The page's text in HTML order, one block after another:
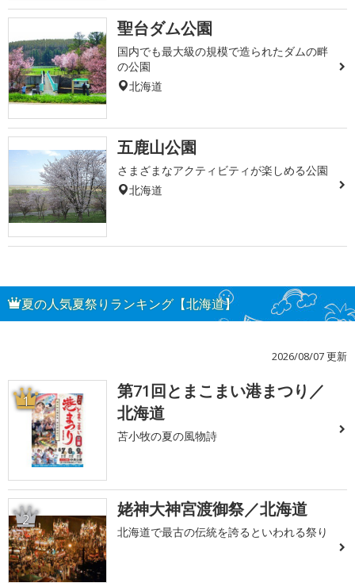
聖台ダム公園
国内でも最大級の規模で造られたダムの畔
の公園
北海道
五鹿山公園
さまざまなアクティビティが楽しめる公園
北海道
夏の人気夏祭りランキング【北海道】
2026/08/07 更新
1
第71回とまこまい港まつり／
北海道
苫小牧の夏の風物詩
2 姥神大神宮渡御祭／北海道
北海道で最古の伝統を誇るといわれる祭り